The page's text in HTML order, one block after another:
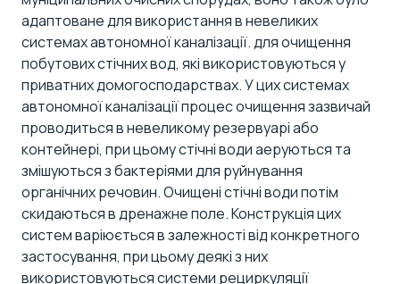
адаптоване для використання вневеликих
системах автономної каналізації.для очищення
побутових стічних вод, які використовуються у
приватних домогосподарствах. У цих системах
автономної каналізаціїпроцес очищення зазвичай
проводиться в невеликому резервуарі або
контейнері, при цьому стічні води аеруються та
змішуються з бактеріями для руйнування
органічних речовин. Очищені стічні води потім
скидаються в дренажне поле. Конструкція цих
систем варіюється в залежності від конкретного
застосування, при цьому деякі з них
використовуються системи рециркуляції